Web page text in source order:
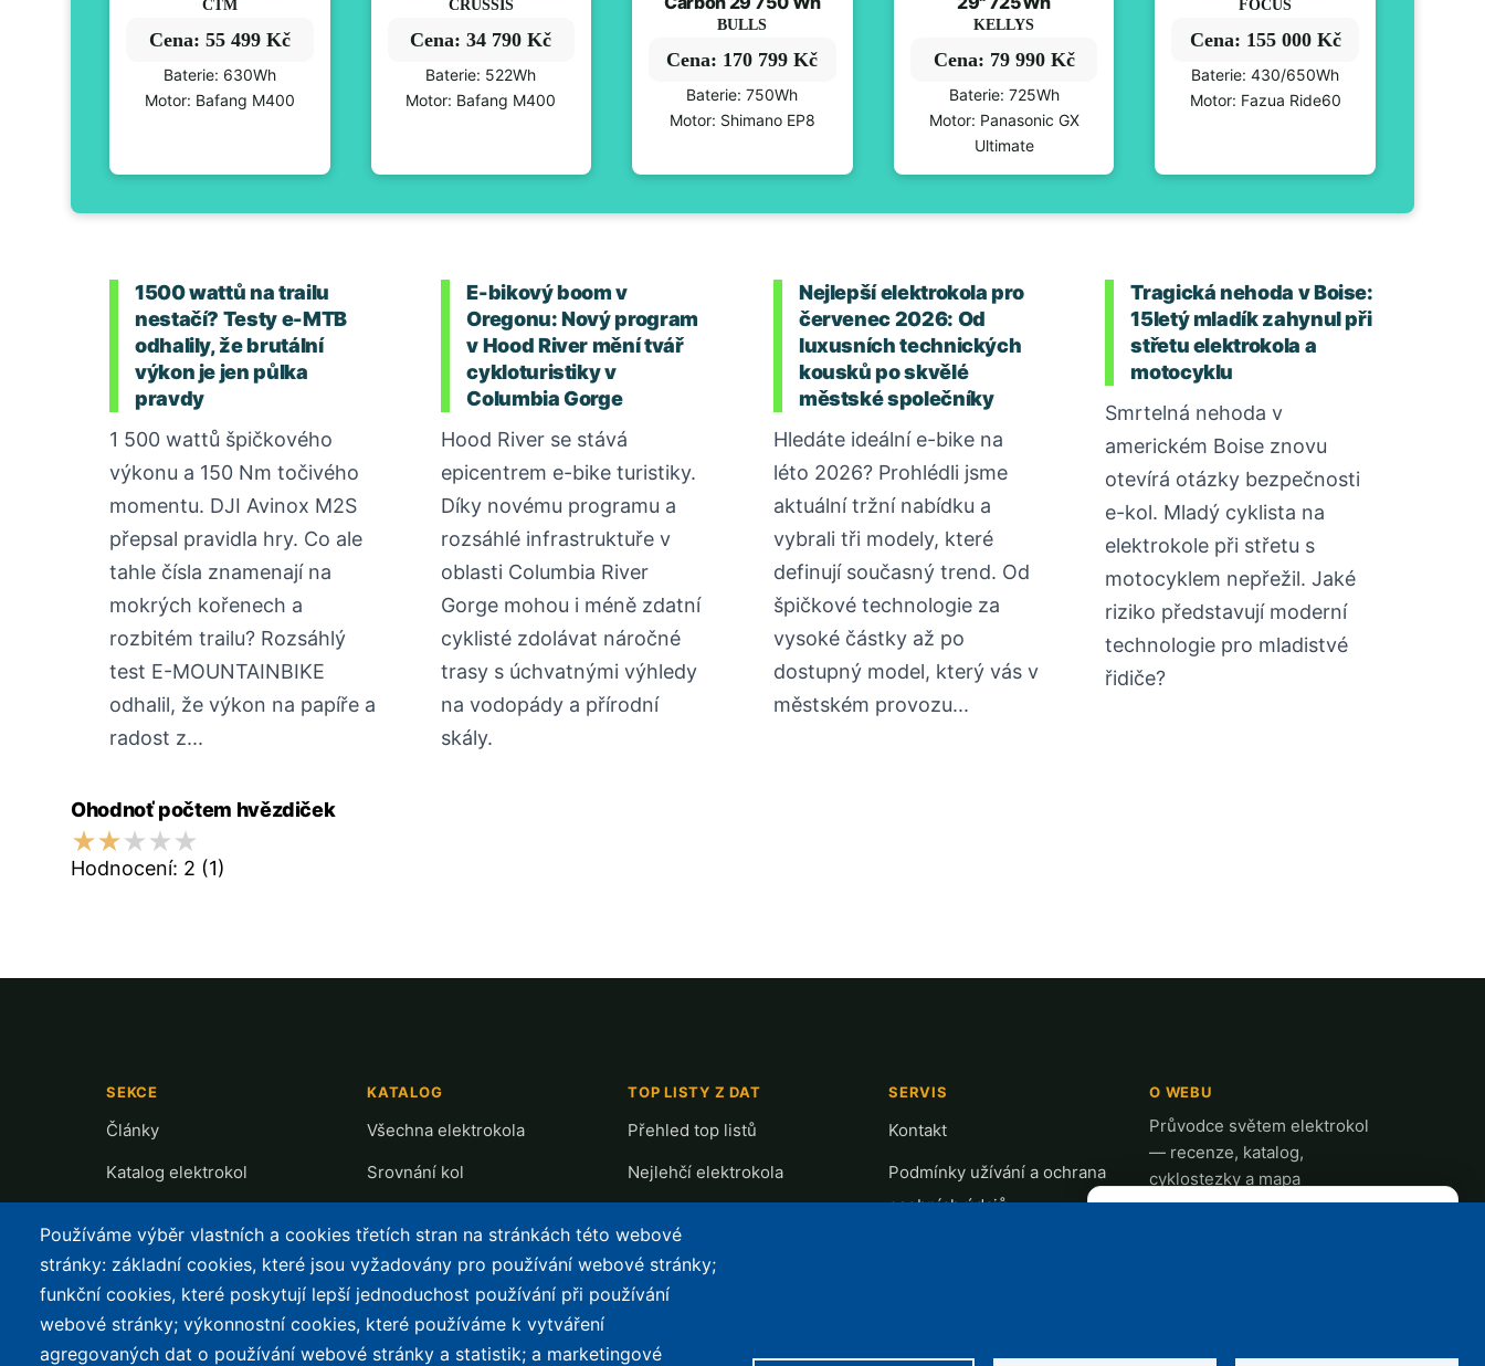
CTM
Cena: 55 499 Kč
Baterie: 630Wh
Motor: Bafang M400
CRUSSIS
Cena: 34 790 Kč
Baterie: 522Wh
Motor: Bafang M400
BULLS
Cena: 170 799 Kč
Baterie: 750Wh
Motor: Shimano EP8
KELLYS
Cena: 79 990 Kč
Baterie: 725Wh
Motor: Panasonic GX
Ultimate
FOCUS
Cena: 155 000 Kč
Baterie: 430/650Wh
Motor: Fazua Ride60
1500 wattů na trailu
nestačí? Testy e-MTB
odhalily, že brutální
výkon je jen půlka
pravdy
1 500 wattů špičkového
výkonu a 150 Nm točivého
momentu. DJI Avinox M2S
přepsal pravidla hry. Co ale
tahle čísla znamenají na
mokrých kořenech a
rozbitém trailu? Rozsáhlý
test E-MOUNTAINBIKE
odhalil, že výkon na papíře a
radost z...
E-bikový boom v
Oregonu: Nový program
v Hood River mění tvář
cykloturistiky v
Columbia Gorge
Hood River se stává
epicentrem e-bike turistiky.
Díky novému programu a
rozsáhlé infrastruktuře v
oblasti Columbia River
Gorge mohou i méně zdatní
cyklisté zdolávat náročné
trasy s úchvatnými výhledy
na vodopády a přírodní
skály.
Nejlepší elektrokola pro
červenec 2026: Od
luxusních technických
kousků po skvělé
městské společníky
Hledáte ideální e-bike na
léto 2026? Prohlédli jsme
aktuální tržní nabídku a
vybrali tři modely, které
definují současný trend. Od
špičkové technologie za
vysoké částky až po
dostupný model, který vás v
městském provozu...
Tragická nehoda v Boise:
15letý mladík zahynul při
střetu elektrokola a
motocyklu
Smrtelná nehoda v
americkém Boise znovu
otevírá otázky bezpečnosti
e-kol. Mladý cyklista na
elektrokole při střetu s
motocyklem nepřežil. Jaké
riziko představují moderní
technologie pro mladistvé
řidiče?
Ohodnoť počtem hvězdiček
Hodnocení: 2 (1)
SEKCE
Články
Katalog elektrokol
Půjčovny
Mapa nabíjení
KATALOG
Všechna elektrokola
Srovnání kol
Přehled motorů
TOP LISTY Z DAT
Přehled top listů
Nejlehčí elektrokola
Nejlevnější s Bosch CX
Největší poklesy cen
SERVIS
Kontakt
Podmínky užívání a ochrana
osobních údajů
O WEBU
Průvodce světem elektrokol
— recenze, katalog,
cyklostezky a mapa
nabíjecích stanic z celé ČR.
Používáme výběr vlastních a cookies třetích stran na stránkách této webové
stránky: základní cookies, které jsou vyžadovány pro používání webové stránky;
funkční cookies, které poskytují lepší jednoduchost používání při používání
webové stránky; výkonnostní cookies, které používáme k vytváření
agregovaných dat o používání webové stránky a statistik; a marketingové